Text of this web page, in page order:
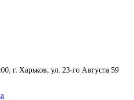
г. Харьков, ул. 23-го Августа 59